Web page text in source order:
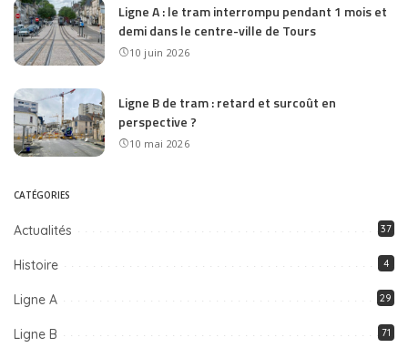
Ligne A : le tram interrompu pendant 1 mois et
demi dans le centre-ville de Tours
10 juin 2026
Ligne B de tram : retard et surcoût en
perspective ?
10 mai 2026
CATÉGORIES
Actualités 37
Histoire 4
Ligne A 29
Ligne B 71